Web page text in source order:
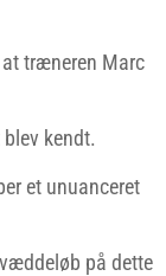
træneren Marc
kendt.
et unuanceret
på dette